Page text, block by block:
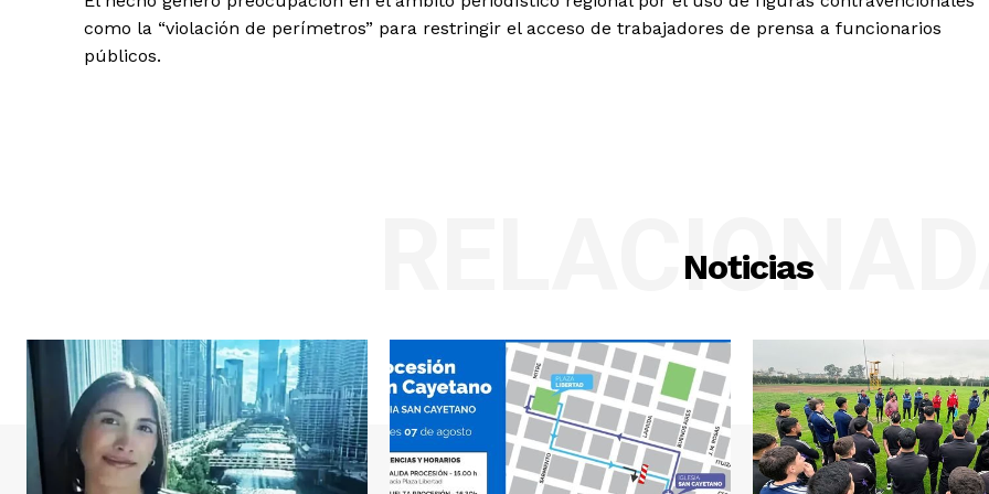
como la “violación de perímetros” para restringir el acceso de trabajadores de prensa a funcionarios
públicos.
Noticias